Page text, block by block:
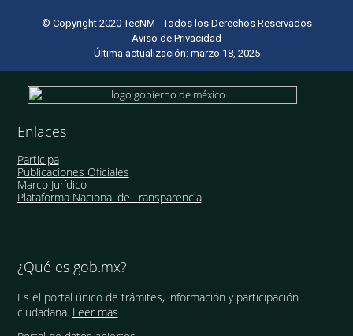
© Copyright 2020 TecNM - Todos los Derechos Reservados
Aviso de Privacidad
Última actualización: marzo 18, 2025
Enlaces
Participa
Publicaciones Oficiales
Marco Jurídico
Plataforma Nacional de Transparencia
¿Qué es gob.mx?
Es el portal único de trámites, información y participación
ciudadana. Leer más